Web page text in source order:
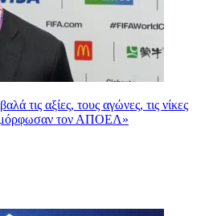
τις αξίες, τους αγώνες, τις νίκες
τον ΑΠΟΕΛ»